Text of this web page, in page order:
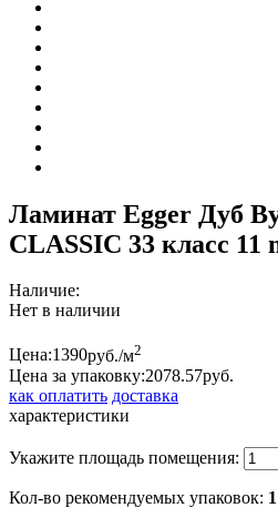
Ламинат Egger Дуб
CLASSIC 33 класс 11
Наличие:
Нет в наличии
Цена:1390руб./м2
Цена за упаковку:2078.57руб.
как оплатить доставка
характеристики
Укажите площадь помещения:
Кол-во рекомендуемых упаковок: 1